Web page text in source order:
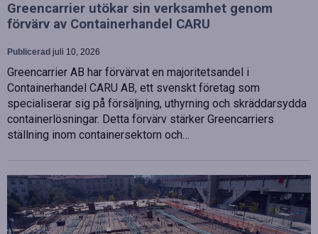
Greencarrier utökar sin verksamhet genom
förvärv av Containerhandel CARU
Publicerad juli 10, 2026
Greencarrier AB har förvärvat en majoritetsandel i
Containerhandel CARU AB, ett svenskt företag som
specialiserar sig på försäljning, uthyrning och skräddarsydda
containerlösningar. Detta förvärv stärker Greencarriers
ställning inom containersektorn och…